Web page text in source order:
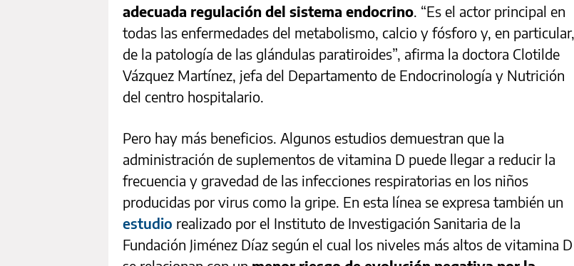
adecuada regulación del sistema endocrino. “Es el actor principal en
todas las enfermedades del metabolismo, calcio y fósforo y, en particular,
de la patología de las glándulas paratiroides”, afirma la doctora Clotilde
Vázquez Martínez, jefa del Departamento de Endocrinología y Nutrición
del centro hospitalario.
Pero hay más beneficios. Algunos estudios demuestran que la
administración de suplementos de vitamina D puede llegar a reducir la
frecuencia y gravedad de las infecciones respiratorias en los niños
producidas por virus como la gripe. En esta línea se expresa también un
estudio realizado por el Instituto de Investigación Sanitaria de la
Fundación Jiménez Díaz según el cual los niveles más altos de vitamina D